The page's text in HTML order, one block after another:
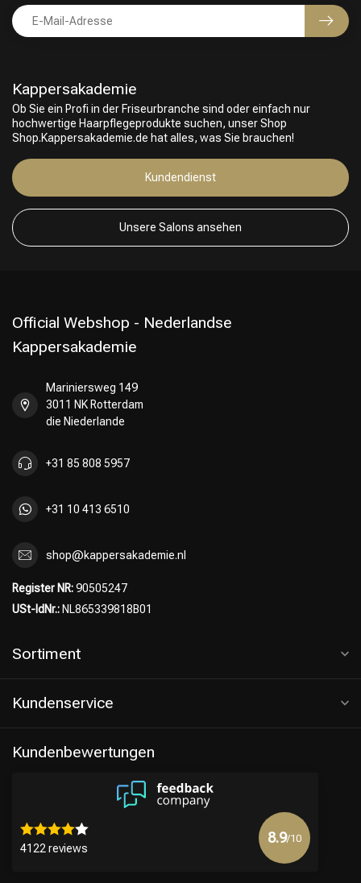
Kappersakademie
Ob Sie ein Profi in der Friseurbranche sind oder einfach nur
hochwertige Haarpflegeprodukte suchen, unser Shop
Shop.Kappersakademie.de hat alles, was Sie brauchen!
Kundendienst
Unsere Salons ansehen
Official Webshop - Nederlandse
Kappersakademie
Mariniersweg 149
3011 NK Rotterdam
die Niederlande
+31 85 808 5957
+31 10 413 6510
shop@kappersakademie.nl
Register NR:90505247
USt-IdNr.: NL865339818B01
Sortiment
Kundenservice
Kundenbewertungen
4122 reviews
8.9/10